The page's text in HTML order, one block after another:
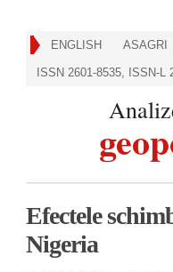
ENGLISH ASAGRI
ISSN 2601-8535, ISSN-L
Efectele
Nigeria